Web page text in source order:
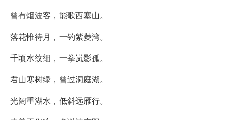
曾有烟波客，能歌西塞山。
落花惟待月，一钓紫菱湾。
千顷水纹细，一拳岚影孤。
君山寒树绿，曾过洞庭湖。
光阔重湖水，低斜远雁行。